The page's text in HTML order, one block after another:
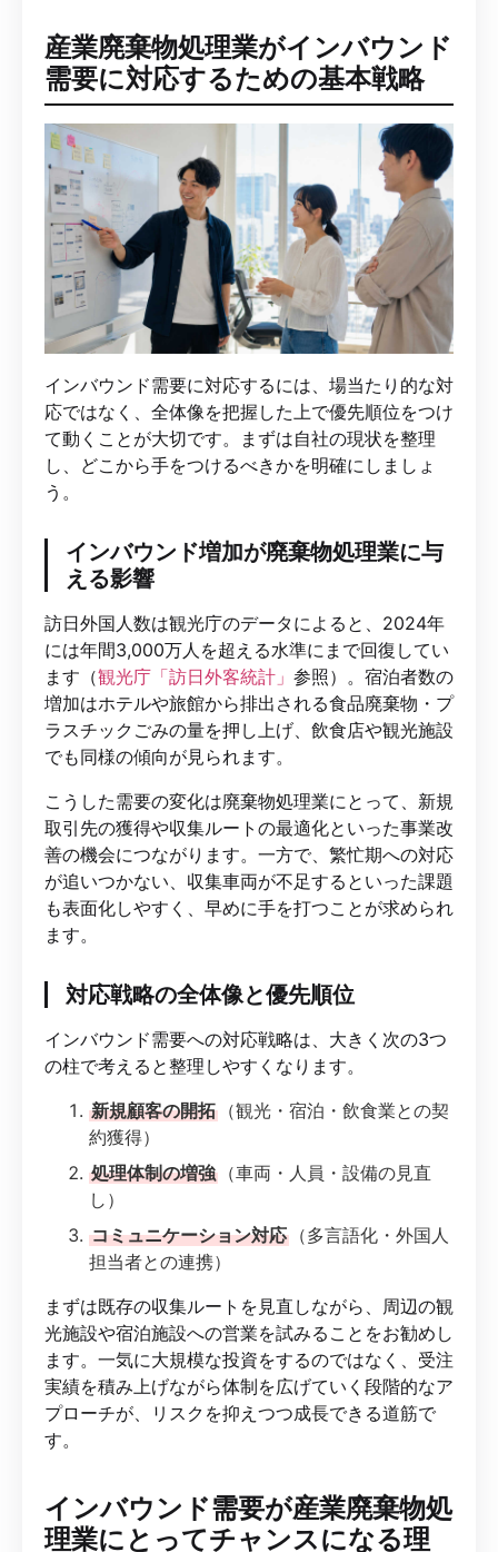
産業廃棄物処理業がインバウンド
需要に対応するための基本戦略
インバウンド需要に対応するには、場当たり的な対
応ではなく、全体像を把握した上で優先順位をつけ
て動くことが大切です。まずは自社の現状を整理
し、どこから手をつけるべきかを明確にしましょ
う。
インバウンド増加が廃棄物処理業に与
える影響
訪日外国人数は観光庁のデータによると、2024年
には年間3,000万人を超える水準にまで回復してい
ます（観光庁「訪日外客統計」 参照）。宿泊者数の
増加はホテルや旅館から排出される食品廃棄物・プ
ラスチックごみの量を押し上げ、飲食店や観光施設
でも同様の傾向が見られます。
こうした需要の変化は廃棄物処理業にとって、新規
取引先の獲得や収集ルートの最適化といった事業改
善の機会につながります。一方で、繁忙期への対応
が追いつかない、収集車両が不足するといった課題
も表面化しやすく、早めに手を打つことが求められ
ます。
対応戦略の全体像と優先順位
インバウンド需要への対応戦略は、大きく次の3つ
の柱で考えると整理しやすくなります。
新規顧客の開拓 （観光・宿泊・飲食業との契
約獲得）
処理体制の増強 （車両・人員・設備の見直
し）
コミュニケーション対応 （多言語化・外国人
担当者との連携）
まずは既存の収集ルートを見直しながら、周辺の観
光施設や宿泊施設への営業を試みることをお勧めし
ます。一気に大規模な投資をするのではなく、受注
実績を積み上げながら体制を広げていく段階的なア
プローチが、リスクを抑えつつ成長できる道筋で
す。
インバウンド需要が産業廃棄物処
理業にとってチャンスになる理